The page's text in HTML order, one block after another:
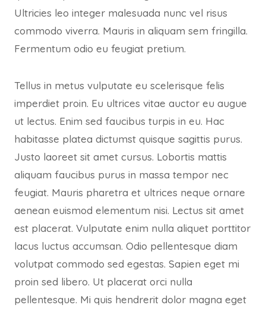
Ultricies leo integer malesuada nunc vel risus
commodo viverra. Mauris in aliquam sem fringilla.
Fermentum odio eu feugiat pretium.
Tellus in metus vulputate eu scelerisque felis
imperdiet proin. Eu ultrices vitae auctor eu augue
ut lectus. Enim sed faucibus turpis in eu. Hac
habitasse platea dictumst quisque sagittis purus.
Justo laoreet sit amet cursus. Lobortis mattis
aliquam faucibus purus in massa tempor nec
feugiat. Mauris pharetra et ultrices neque ornare
aenean euismod elementum nisi. Lectus sit amet
est placerat. Vulputate enim nulla aliquet porttitor
lacus luctus accumsan. Odio pellentesque diam
volutpat commodo sed egestas. Sapien eget mi
proin sed libero. Ut placerat orci nulla
pellentesque. Mi quis hendrerit dolor magna eget